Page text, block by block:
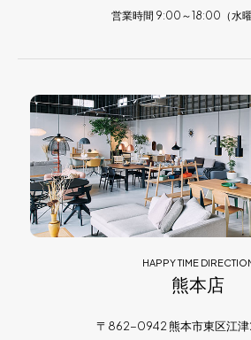
営業時間 9:00～18:00（水曜
HAPPY TIME
熊本店
〒862-0942 熊本市東区江